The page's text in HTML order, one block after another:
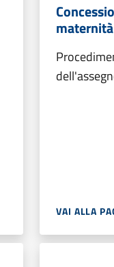
maternità
VAI ALLA